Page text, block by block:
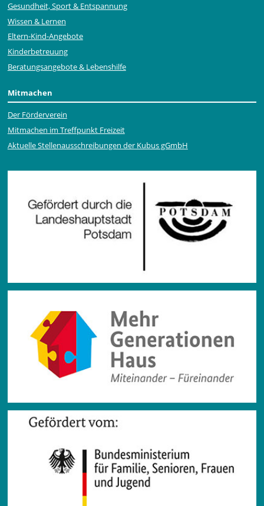
Gesundheit, Sport & Entspannung
Wissen & Lernen
Eltern-Kind-Angebote
Kinderbetreuung
Beratungsangebote & Lebenshilfe
Mitmachen
Der Förderverein
Mitmachen im Treffpunkt Freizeit
Aktuelle Stellen­ausschrei­bungen der Kubus gGmbH